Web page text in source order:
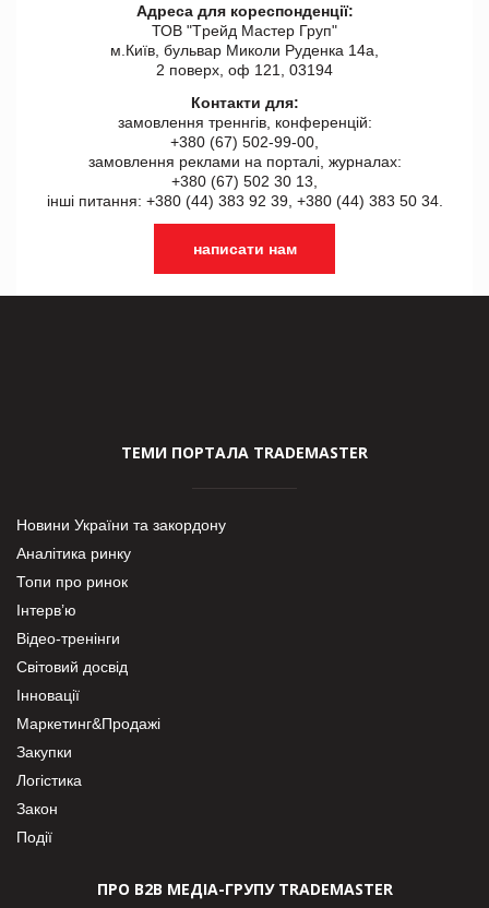
Адреса для кореспонденції:
ТОВ "Tрейд Мастер Груп"
м.Київ, бульвар Миколи Руденка 14а,
2 поверх, оф 121, 03194
Контакти для:
замовлення треннгів, конференцій:
+380 (67) 502-99-00,
замовлення реклами на порталі, журналах:
+380 (67) 502 30 13,
інші питання: +380 (44) 383 92 39, +380 (44) 383 50 34.
написати нам
ТЕМИ ПОРТАЛА TRADEMASTER
Новини України та закордону
Аналітика ринку
Топи про ринок
Інтерв’ю
Відео-тренінги
Світовий досвід
Інновації
Маркетинг&Продажі
Закупки
Логістика
Закон
Події
ПРО В2В МЕДІА-ГРУПУ TRADEMASTER